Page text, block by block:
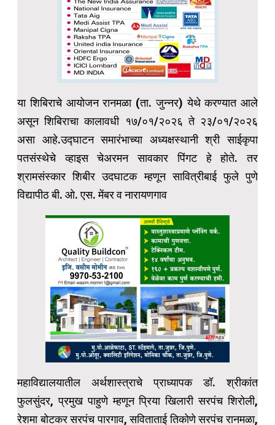
या शिबिराचे आयोजन रानमळा (ता. जुन्नर) येथे करण्यात आले
असून शिबिराचा कालावधी १७/०१/२०२६ ते २३/०१/२०२६
असा आहे.उद्घाटन समारंभाच्या अध्यक्षस्थानी श्री साईकृपा
पतसंस्थेचे व्हाइस चेअरमन सावकार पिंगट हे होते. तर
श्रामसंस्कार शिबीर उदघाटक म्हणून सावित्रीबाई फुले पुणे
विद्यापीठ बी. ओ. एस. मेंबर व नारायणगाव
महाविद्यालयातील अर्थशास्त्राचे प्राध्यापक डॉ. श्रीकांत
फुलसुंदर, प्रमुख पाहुणे म्हणून प्रिया खिलारी सरपंच शिरोली,
रेशमा बोटकर सरपंच पारगाव, सविताताई तिकोणे सरपंच रानमळा,